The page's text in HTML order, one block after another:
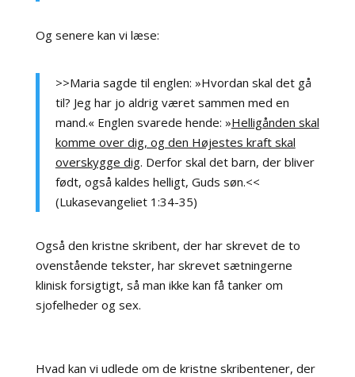
Og senere kan vi læse:
>>Maria sagde til englen: »Hvordan skal det gå
til? Jeg har jo aldrig været sammen med en
mand.« Englen svarede hende: »Helligånden skal
komme over dig, og den Højestes kraft skal
overskygge dig. Derfor skal det barn, der bliver
født, også kaldes helligt, Guds søn.<<
(Lukasevangeliet 1:34-35)
Også den kristne skribent, der har skrevet de to
ovenstående tekster, har skrevet sætningerne
klinisk forsigtigt, så man ikke kan få tanker om
sjofelheder og sex.
Hvad kan vi udlede om de kristne skribentener, der